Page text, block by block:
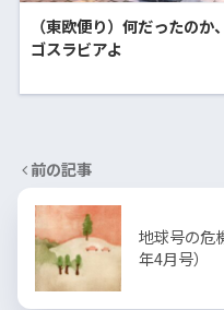
（東欧便り）何だったのか
ゴスラビアよ
前の記事
地球号の危
年4月号）